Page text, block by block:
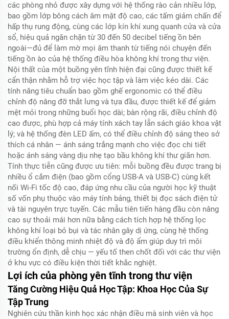
các phòng nhỏ được xây dựng với hệ thống rào cản nhiều lớp,
bao gồm lớp bông cách âm mật độ cao, các tấm giảm chấn để
hấp thụ rung động, cùng các lớp kín khí xung quanh cửa và cửa
sổ, hiệu quả ngăn chặn từ 30 đến 50 decibel tiếng ồn bên
ngoài—đủ để làm mờ mọi âm thanh từ tiếng nói chuyện đến
tiếng ồn ào của hệ thống điều hòa không khí trong thư viện.
Nội thất của một buồng yên tĩnh hiện đại cũng được thiết kế
cẩn thận nhằm hỗ trợ việc học tập và làm việc kéo dài. Các
tính năng tiêu chuẩn bao gồm ghế ergonomic có thể điều
chỉnh độ nâng đỡ thắt lưng và tựa đầu, được thiết kế để giảm
mệt mỏi trong những buổi học dài; bàn rộng rãi, điều chỉnh độ
cao được, phù hợp cả máy tính xách tay lẫn sách giáo khoa vật
lý; và hệ thống đèn LED ấm, có thể điều chỉnh độ sáng theo sở
thích cá nhân — ánh sáng trắng mạnh cho việc đọc chi tiết
hoặc ánh sáng vàng dịu nhẹ tạo bầu không khí thư giãn hơn.
Tính thực tiễn cũng được ưu tiên: mỗi buồng đều được trang bị
nhiều ổ cắm điện (bao gồm cổng USB-A và USB-C) cùng kết
nối Wi-Fi tốc độ cao, đáp ứng nhu cầu của người học kỹ thuật
số vốn phụ thuộc vào máy tính bảng, thiết bị đọc sách điện tử
và tài nguyên trực tuyến. Các mẫu tiên tiến hàng đầu còn nâng
cao sự thoải mái hơn nữa bằng cách tích hợp hệ thống lọc
không khí loại bỏ bụi và tác nhân gây dị ứng, cùng hệ thống
điều khiển thông minh nhiệt độ và độ ẩm giúp duy trì môi
trường ổn định, dễ chịu — yếu tố then chốt đối với các thư viện
ở khu vực có điều kiện thời tiết khắc nghiệt.
Lợi ích của phòng yên tĩnh trong thư viện
Tăng Cường Hiệu Quả Học Tập: Khoa Học Của Sự
Tập Trung
Nghiên cứu thần kinh học xác nhận điều mà sinh viên và học